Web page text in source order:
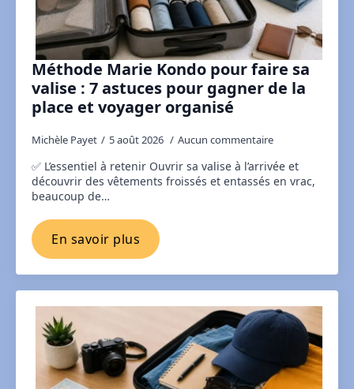
Méthode Marie Kondo pour faire sa
valise : 7 astuces pour gagner de la
place et voyager organisé
Michèle Payet 5 août 2026 Aucun commentaire
✅ L’essentiel à retenir Ouvrir sa valise à l’arrivée et
découvrir des vêtements froissés et entassés en vrac,
beaucoup de…
En savoir plus